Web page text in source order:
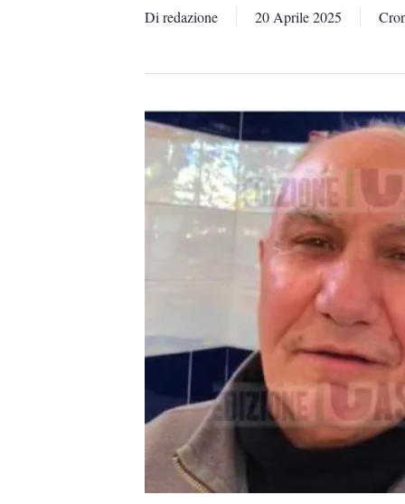
Di redazione 20 Aprile 2025